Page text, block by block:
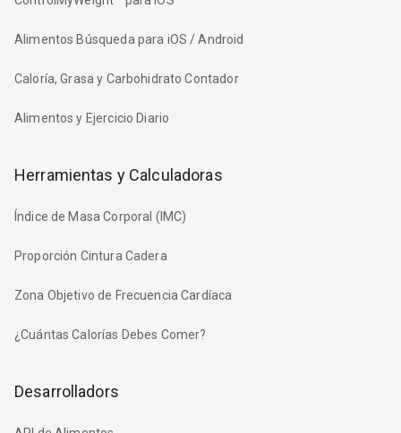
Alimentos Búsqueda para iOS / Android
Caloría, Grasa y Carbohidrato Contador
Alimentos y Ejercicio Diario
Herramientas y Calculadoras
Índice de Masa Corporal (IMC)
Proporción Cintura Cadera
Zona Objetivo de Frecuencia Cardíaca
¿Cuántas Calorías Debes Comer?
Desarrolladors